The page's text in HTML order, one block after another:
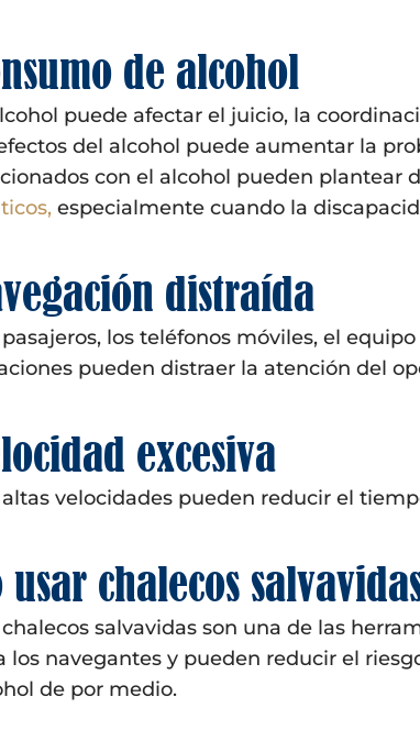
de alcohol
puede afectar el juicio, la
del alcohol puede aumentar la
con el alcohol pueden plantear
especialmente cuando la
distraída
pasajeros, los teléfonos móviles, el
pueden distraer la atención del
excesiva
altas velocidades pueden reducir el
usar chalecos
chalecos salvavidas son una de las
los navegantes y pueden reducir el
de por medio.